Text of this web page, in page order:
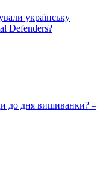
українську
Defenders?
до дня вишиванки? –